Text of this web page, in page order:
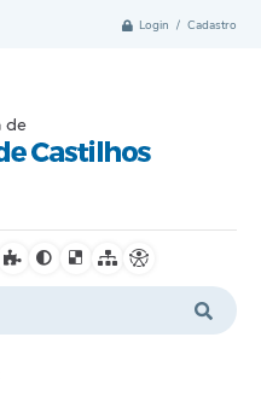
Login / Cadastro